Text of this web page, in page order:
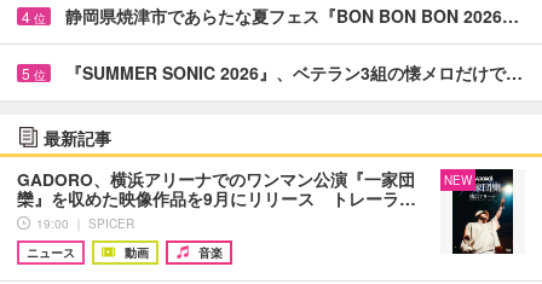
4 位 静岡県焼津市であらたな夏フェス『BON BON BON 2026…
5 位 『SUMMER SONIC 2026』、ベテラン3組の懐メロだけで…
最新記事
GADORO、横浜アリーナでのワンマン公演『一家団
欒』を収めた映像作品を9月にリリース トレーラ…
19:00 ｜ SPICER
ニュース
動画 音楽
NEW